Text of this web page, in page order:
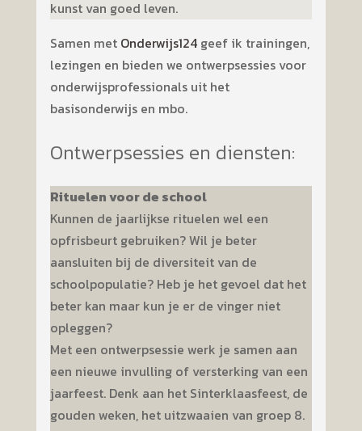
kunst van goed leven.
Samen met Onderwijs124 geef ik trainingen,
lezingen en bieden we ontwerpsessies voor
onderwijsprofessionals uit het
basisonderwijs en mbo.
Ontwerpsessies en diensten:
Rituelen voor de school
Kunnen de jaarlijkse rituelen wel een
opfrisbeurt gebruiken? Wil je beter
aansluiten bij de diversiteit van de
schoolpopulatie? Heb je het gevoel dat het
beter kan maar kun je er de vinger niet
opleggen?
Met een ontwerpsessie werk je samen aan
een nieuwe invulling of versterking van een
jaarfeest. Denk aan het Sinterklaasfeest, de
gouden weken, het uitzwaaien van groep 8.